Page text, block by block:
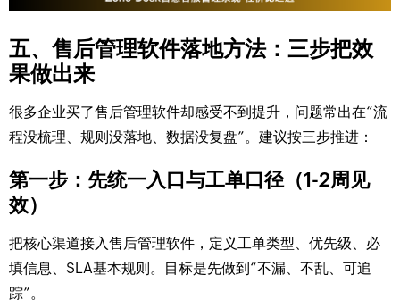
五、售后管理软件落地方法：三步把效
果做出来
很多企业买了售后管理软件却感受不到提升，问题常出在“流
程没梳理、规则没落地、数据没复盘”。建议按三步推进：
第一步：先统一入口与工单口径（1-2周见
效）
把核心渠道接入售后管理软件，定义工单类型、优先级、必
填信息、SLA基本规则。目标是先做到“不漏、不乱、可追
踪”。